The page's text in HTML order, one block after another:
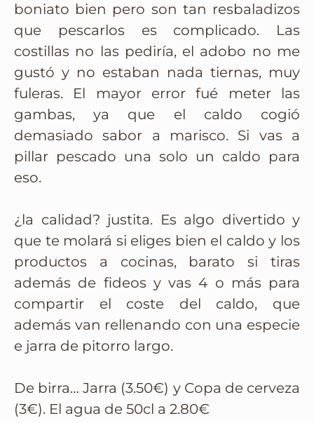
boniato bien pero son tan resbaladizos
que pescarlos es complicado. Las
costillas no las pediría, el adobo no me
gustó y no estaban nada tiernas, muy
fuleras. El mayor error fué meter las
gambas, ya que el caldo cogió
demasiado sabor a marisco. Si vas a
pillar pescado una solo un caldo para
eso.
¿la calidad? justita. Es algo divertido y
que te molará si eliges bien el caldo y los
productos a cocinas, barato si tiras
además de fideos y vas 4 o más para
compartir el coste del caldo, que
además van rellenando con una especie
e jarra de pitorro largo.
De birra… Jarra (3.50€) y Copa de cerveza
(3€). El agua de 50cl a 2.80€